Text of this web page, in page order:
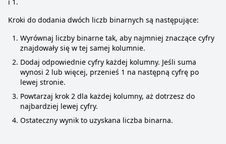
Kroki do dodania dwóch liczb binarnych są następujące:
Wyrównaj liczby binarne tak, aby najmniej znaczące cyfry
znajdowały się w tej samej kolumnie.
Dodaj odpowiednie cyfry każdej kolumny. Jeśli suma
wynosi 2 lub więcej, przenieś 1 na następną cyfrę po
lewej stronie.
Powtarzaj krok 2 dla każdej kolumny, aż dotrzesz do
najbardziej lewej cyfry.
Ostateczny wynik to uzyskana liczba binarna.